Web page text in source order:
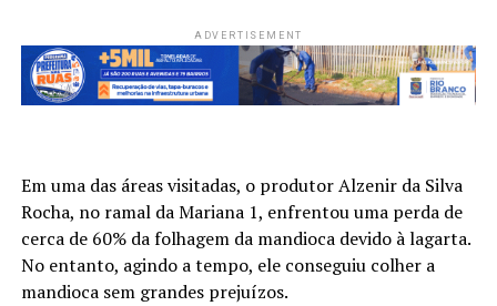
ADVERTISEMENT
Em uma das áreas visitadas, o produtor Alzenir da Silva
Rocha, no ramal da Mariana 1, enfrentou uma perda de
cerca de 60% da folhagem da mandioca devido à lagarta.
No entanto, agindo a tempo, ele conseguiu colher a
mandioca sem grandes prejuízos.